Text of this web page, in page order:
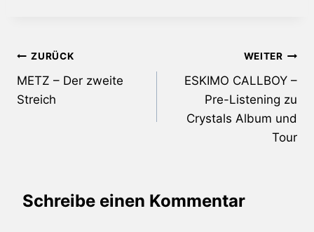
Beitragsnavigation
ZURÜCK
METZ – Der zweite
Streich
WEITER
ESKIMO CALLBOY –
Pre-Listening zu
Crystals Album und
Tour
Schreibe einen Kommentar